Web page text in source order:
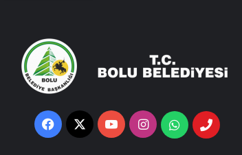
Facebook
X YouTubeInstagramWhatsapp